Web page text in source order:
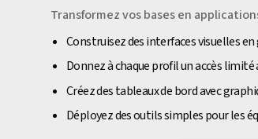
Transformez vos bases en
Construisez des interfaces visuelles
Donnez à chaque profil un accès
Créez des tableaux de bord avec
Déployez des outils simples pour les